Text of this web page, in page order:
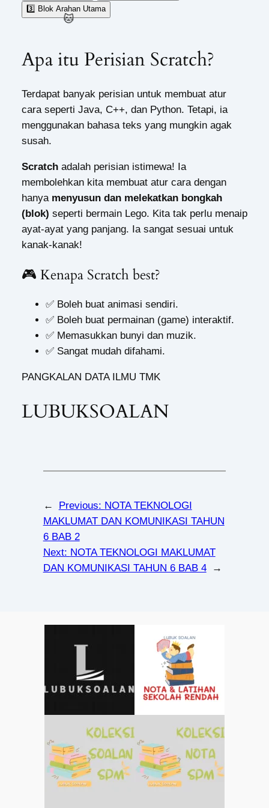
3️⃣ Blok Arahan Utama
🐱
Apa itu Perisian Scratch?
Terdapat banyak perisian untuk membuat atur
cara seperti Java, C++, dan Python. Tetapi, ia
menggunakan bahasa teks yang mungkin agak
susah.
Scratchadalah perisian istimewa! Ia
membolehkan kita membuat atur cara dengan
hanya menyusun dan melekatkan bongkah
(blok) seperti bermain Lego. Kita tak perlu menaip
ayat-ayat yang panjang. Ia sangat sesuai untuk
kanak-kanak!
🎮 Kenapa Scratch best?
✅ Boleh buat animasi sendiri.
✅ Boleh buat permainan (game) interaktif.
✅ Memasukkan bunyi dan muzik.
✅ Sangat mudah difahami.
PANGKALAN DATA ILMU TMK
LUBUKSOALAN
← Previous: NOTA TEKNOLOGI
MAKLUMAT DAN KOMUNIKASI TAHUN
6 BAB 2
Next: NOTA TEKNOLOGI MAKLUMAT
DAN KOMUNIKASI TAHUN 6 BAB 4
→